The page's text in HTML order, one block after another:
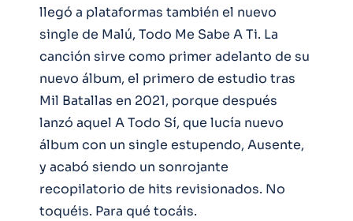
llegó a plataformas también el nuevo
single de Malú, Todo Me Sabe A Ti. La
canción sirve como primer adelanto de su
nuevo álbum, el primero de estudio tras
Mil Batallas en 2021, porque después
lanzó aquel A Todo Sí, que lucía nuevo
álbum con un single estupendo, Ausente,
y acabó siendo un sonrojante
recopilatorio de hits revisionados. No
toquéis. Para qué tocáis.